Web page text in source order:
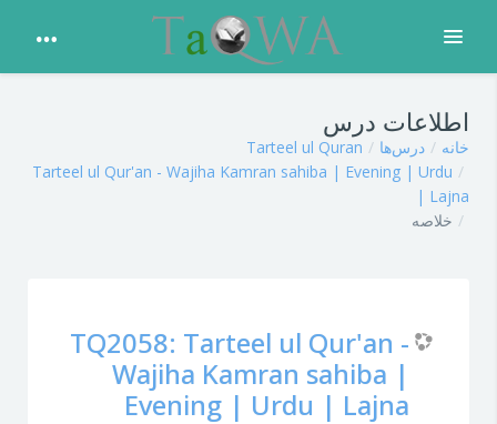
باز کردن
اطلاعات درس
خانه درس‌ها
Tarteel ul Quran
Tarteel ul Qur'an - Wajiha Kamran sahiba | Evening | Urdu
| Lajna
خلاصه
TQ2058: Tarteel ul Qur'an -
Wajiha Kamran sahiba |
Evening | Urdu | Lajna